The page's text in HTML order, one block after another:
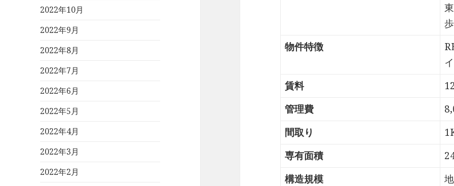
2022年10月
2022年9月
2022年8月
2022年7月
2022年6月
2022年5月
2022年4月
2022年3月
2022年2月
物件特徴
賃料
管理費
間取り
専有面積
構造規模